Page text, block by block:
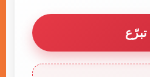
تبرّع